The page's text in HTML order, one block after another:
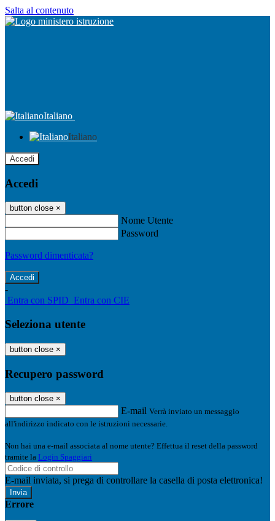
Salta al contenuto
Italiano
Italiano
Accedi
Accedi
button close ×
Nome Utente
Password
Password dimenticata?
-
Entra con SPID Entra con CIE
Seleziona utente
button close ×
Recupero password
button close ×
E-mail Verrà inviato un messaggio
all'indirizzo indicato con le istruzioni necessarie.
Non hai una e-mail associata al nome utente? Effettua il reset della password
tramite la Login Spaggiari
E-mail inviata, si prega di controllare la casella di posta elettronica!
Errore